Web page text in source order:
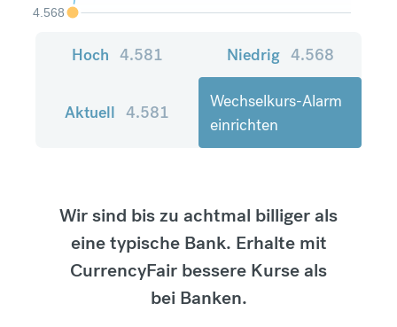
4.568
Hoch 4.581 Niedrig 4.568
Aktuell 4.581
Wechselkurs-Alarm
einrichten
Wir sind bis zu achtmal billiger als
eine typische Bank. Erhalte mit
CurrencyFair bessere Kurse als
bei Banken.